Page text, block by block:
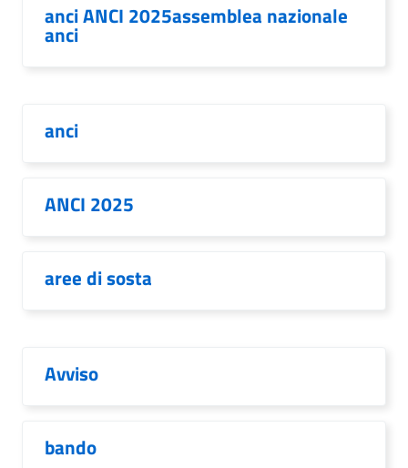
anci ANCI 2025assemblea nazionale
anci
anci
ANCI 2025
aree di sosta
Avviso
bando